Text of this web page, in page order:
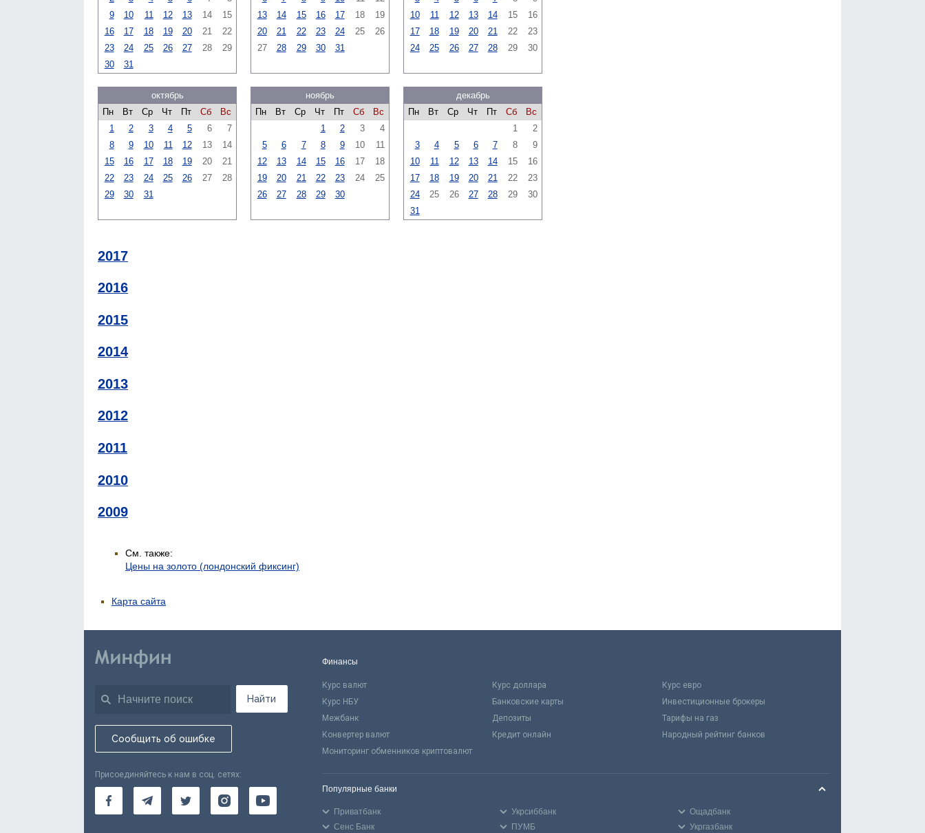
9
10 11 12 13 14
15
16
17 18 19 20 21
22
23
24 25 26 27 28
29
30
31
13
14 15 16 17 18
19
20
21 22 23 24 25
26
27
28 29 30 31
10
11 12 13 14 15
16
17
18 19 20 21 22
23
24
25 26 27 28 29 30
октябрь
Пн
Вт Ср Чт Пт Сб
Вс
1
2 3 4 5 6
7
8
9 10 11 12 13
14
15
16 17 18 19 20
21
22
23 24 25 26 27
28
29
30 31
ноябрь
Пн
Вт Ср Чт Пт Сб
Вс
1
2 3
4
5
6 7 8 9 10
11
12
13 14 15 16 17
18
19
20 21 22 23 24
25
26
27 28 29 30
декабрь
Пн
Вт Ср Чт Пт Сб
Вс
1
2
3
4 5 6 7 8
9
10
11 12 13 14 15
16
17
18 19 20 21 22
23
24
25 26 27 28 29
30
31
2017
2016
2015
2014
2013
2012
2011
2010
2009
См. также:
Цены на золото (лондонский фиксинг)
Карта сайта
Найти
Сообщить об ошибке
Присоединяйтесь к нам в соц. сетях:
Финансы
Курс валют Курс доллара
Курс евро
Курс НБУ
Банковские карты
Инвестиционные брокеры
Межбанк
Депозиты
Тарифы на газ
Конвертер валют
Кредит онлайн
Народный рейтинг банков
Мониторинг обменников криптовалют
Популярные банки
Приватбанк Укрсиббанк
Ощадбанк
Сенс Банк
ПУМБ
Укргазбанк